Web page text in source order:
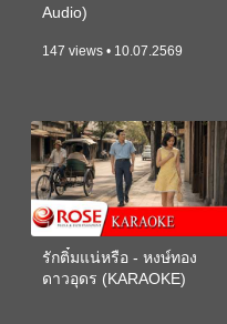
Audio)
147 views • 10.07.2569
รักติ๋มแน่หรือ - หงษ์ทอง
ดาวอุดร (KARAOKE)